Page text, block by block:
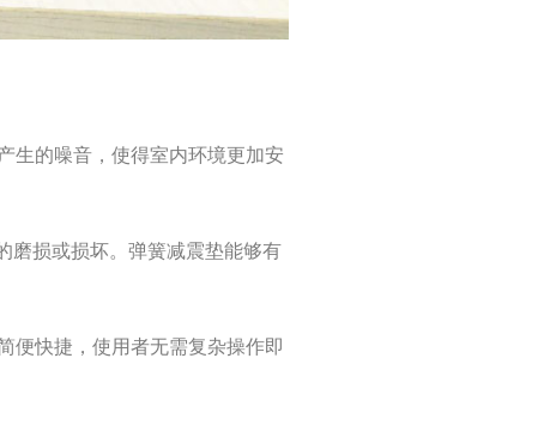
生的噪音，使得室内环境更加安
磨损或损坏。弹簧减震垫能够有
便快捷，使用者无需复杂操作即